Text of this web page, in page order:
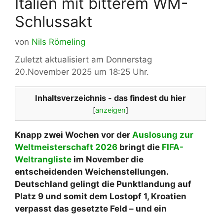
Schlussakt
von Nils Römeling
Zuletzt aktualisiert am Donnerstag
20.November 2025 um 18:25 Uhr.
Inhaltsverzeichnis - das findest du hier
[anzeigen]
Knapp zwei Wochen vor der Auslosung zur
Weltmeisterschaft 2026 bringt die FIFA-
Weltrangliste im November die
entscheidenden Weichenstellungen.
Deutschland gelingt die Punktlandung auf
Platz 9 und somit dem Lostopf 1, Kroatien
verpasst das gesetzte Feld – und ein